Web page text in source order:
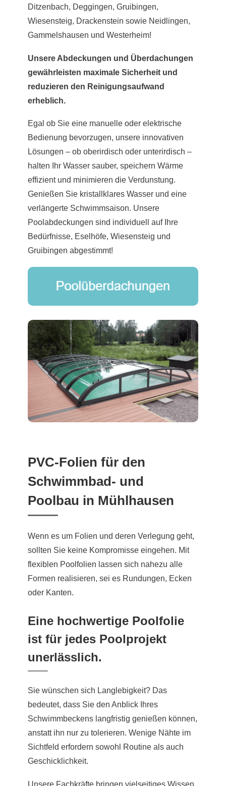
Ditzenbach, Deggingen, Gruibingen,
Wiesensteig, Drackenstein sowie Neidlingen,
Gammelshausen und Westerheim!
Unsere Abdeckungen und Überdachungen
gewährleisten maximale Sicherheit und
reduzieren den Reinigungsaufwand
erheblich.
Egal ob Sie eine manuelle oder elektrische
Bedienung bevorzugen, unsere innovativen
Lösungen – ob oberirdisch oder unterirdisch –
halten Ihr Wasser sauber, speichern Wärme
effizient und minimieren die Verdunstung.
Genießen Sie kristallklares Wasser und eine
verlängerte Schwimmsaison. Unsere
Poolabdeckungen sind individuell auf Ihre
Bedürfnisse, Eselhöfe, Wiesensteig und
Gruibingen abgestimmt!
PVC-Folien für den
Schwimmbad- und
Poolbau in Mühlhausen
Wenn es um Folien und deren Verlegung geht,
sollten Sie keine Kompromisse eingehen. Mit
flexiblen Poolfolien lassen sich nahezu alle
Formen realisieren, sei es Rundungen, Ecken
oder Kanten.
Eine hochwertige Poolfolie
ist für jedes Poolprojekt
unerlässlich.
Sie wünschen sich Langlebigkeit? Das
bedeutet, dass Sie den Anblick Ihres
Schwimmbeckens langfristig genießen können,
anstatt ihn nur zu tolerieren. Wenige Nähte im
Sichtfeld erfordern sowohl Routine als auch
Geschicklichkeit.
Unsere Fachkräfte bringen vielseitiges Wissen